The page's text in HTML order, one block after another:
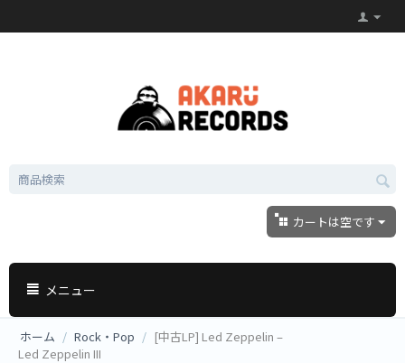
カートは空です
メニュー
ホーム / Rock・Pop / [中古LP] Led Zeppelin –
Led Zeppelin III